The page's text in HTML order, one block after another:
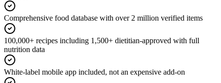
Comprehensive food database with over 2 million verified items
100,000+ recipes including 1,500+ dietitian-approved with full
nutrition data
White-label mobile app included, not an expensive add-on